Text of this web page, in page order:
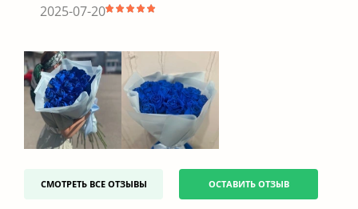
2025-07-20
СМОТРЕТЬ ВСЕ ОТЗЫВЫ ОСТАВИТЬ ОТЗЫВ